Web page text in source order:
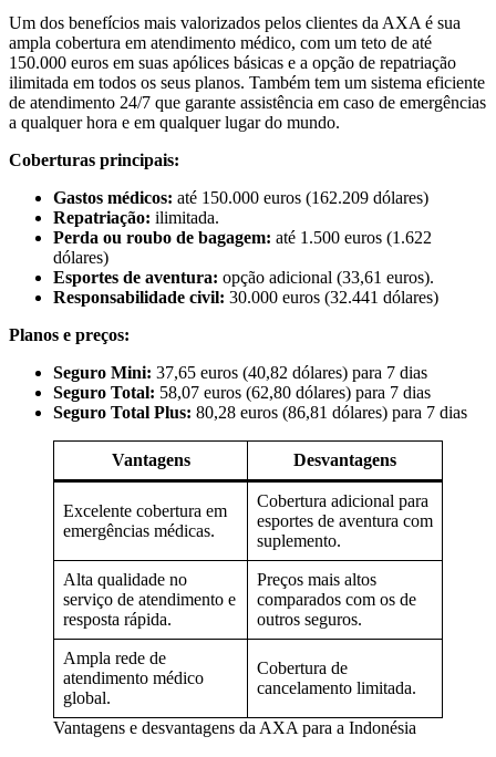
Um dos benefícios mais valorizados pelos clientes da AXA é sua
ampla cobertura em atendimento médico, com um teto de até
150.000 euros em suas apólices básicas e a opção de repatriação
ilimitada em todos os seus planos. Também tem um sistema eficiente
de atendimento 24/7 que garante assistência em caso de emergências
a qualquer hora e em qualquer lugar do mundo.
Coberturas principais:
Gastos médicos: até 150.000 euros (162.209 dólares)
Repatriação: ilimitada.
Perda ou roubo de bagagem: até 1.500 euros (1.622
dólares)
Esportes de aventura: opção adicional (33,61 euros).
Responsabilidade civil: 30.000 euros (32.441 dólares)
Planos e preços:
Seguro Mini: 37,65 euros (40,82 dólares) para 7 dias
Seguro Total: 58,07 euros (62,80 dólares) para 7 dias
Seguro Total Plus: 80,28 euros (86,81 dólares) para 7 dias
Vantagens Desvantagens
Excelente cobertura em
emergências médicas.
Cobertura adicional para
esportes de aventura com
suplemento.
Alta qualidade no
serviço de atendimento e
resposta rápida.
Preços mais altos
comparados com os de
outros seguros.
Ampla rede de
atendimento médico
global.
Cobertura de
cancelamento limitada.
Vantagens e desvantagens da AXA para a Indonésia